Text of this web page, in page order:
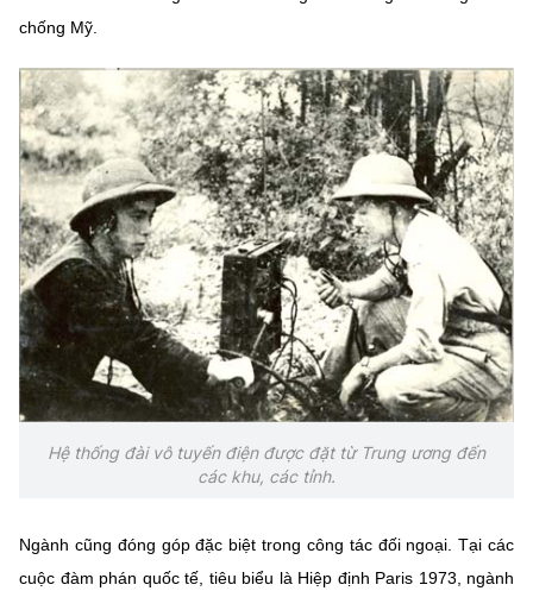
chống Mỹ.
Hệ thống đài vô tuyến điện được đặt từ Trung ương đến
các khu, các tỉnh.
Ngành cũng đóng góp đặc biệt trong công tác đối ngoại. Tại các
cuộc đàm phán quốc tế, tiêu biểu là Hiệp định Paris 1973, ngành